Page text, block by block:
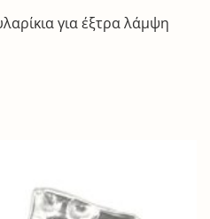
για έξτρα λάμψη